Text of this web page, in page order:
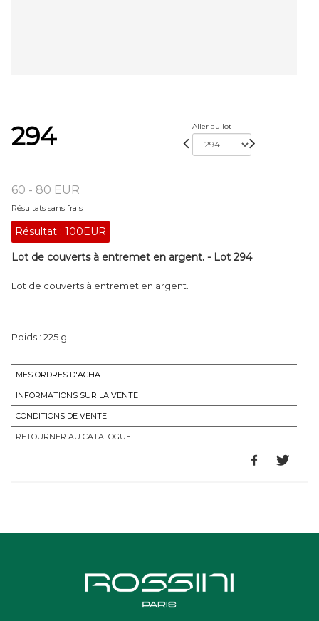
294 Aller au lot
60 - 80 EUR
Résultats sans frais
Résultat : 100EUR
Lot de couverts à entremet en argent. - Lot 294
Lot de couverts à entremet en argent.
Poids : 225 g.
MES ORDRES D'ACHAT
INFORMATIONS SUR LA VENTE
CONDITIONS DE VENTE
RETOURNER AU CATALOGUE